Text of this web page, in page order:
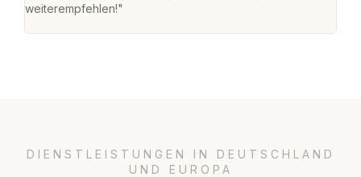
weiterempfehlen!"
DIENSTLEISTUNGEN IN DEUTSCHLAND
UND EUROPA